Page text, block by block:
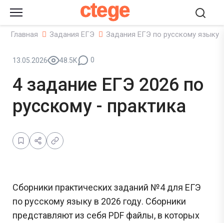
ctege
Главная Задания ЕГЭ Задания ЕГЭ по русскому языку
13.05.2026 48.5K 0
4 задание ЕГЭ 2026 по
русскому - практика
Сборники практических заданий №4 для ЕГЭ
по русскому языку в 2026 году. Сборники
представляют из себя PDF файлы, в которых